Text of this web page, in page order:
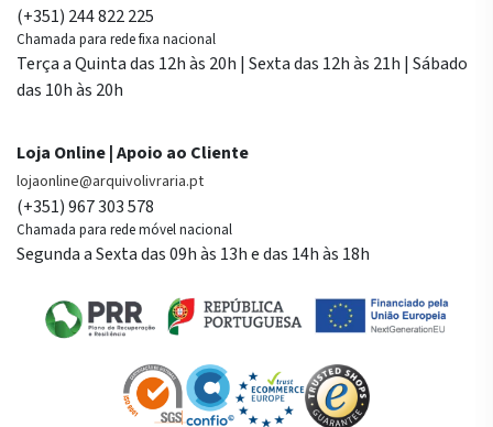
(+351) 244 822 225
Chamada para rede fixa nacional
Terça a Quinta das 12h às 20h | Sexta das 12h às 21h | Sábado
das 10h às 20h
Loja Online | Apoio ao Cliente
lojaonline@arquivolivraria.pt
(+351) 967 303 578
Chamada para rede móvel nacional
Segunda a Sexta das 09h às 13h e das 14h às 18h